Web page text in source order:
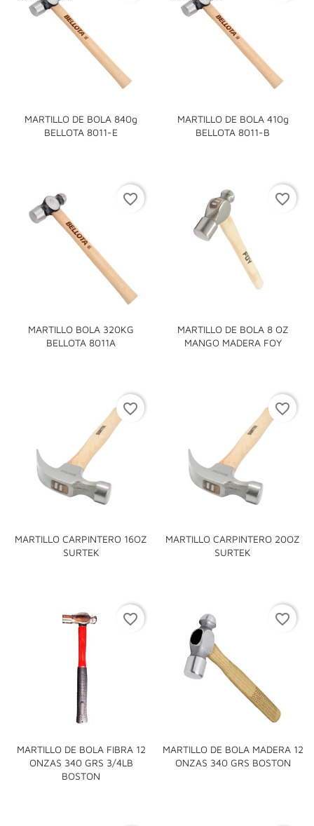
MARTILLO DE BOLA 840g
BELLOTA 8011-E
MARTILLO DE BOLA 410g
BELLOTA 8011-B
MARTILLO BOLA 320KG
BELLOTA 8011A
favorite_border
MARTILLO DE BOLA 8 OZ
MANGO MADERA FOY
favorite_border
MARTILLO CARPINTERO 16OZ
SURTEK
favorite_border
MARTILLO CARPINTERO 20OZ
SURTEK
favorite_border
MARTILLO DE BOLA FIBRA 12
ONZAS 340 GRS 3/4LB
BOSTON
favorite_border
MARTILLO DE BOLA MADERA 12
ONZAS 340 GRS BOSTON
favorite_border